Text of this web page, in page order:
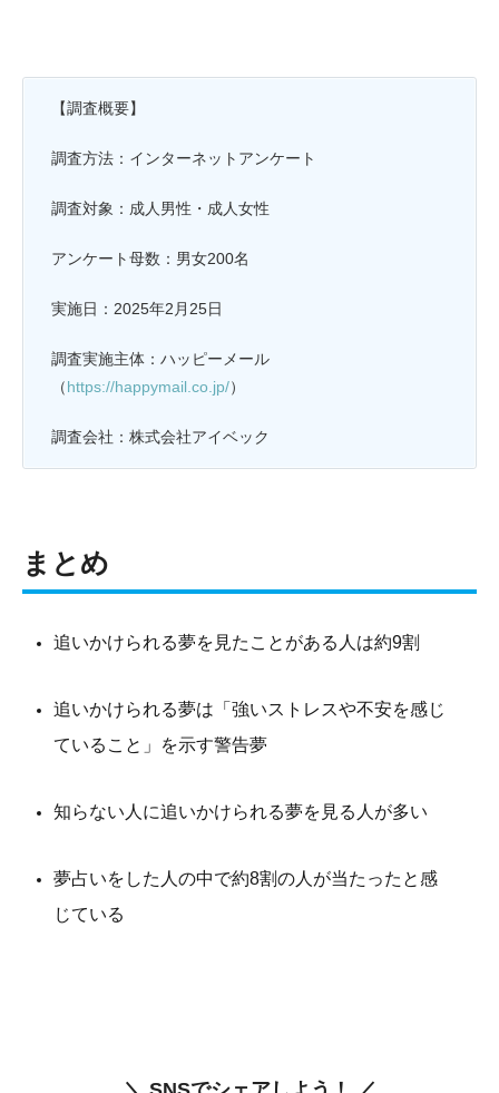
【調査概要】
調査方法：インターネットアンケート
調査対象：成人男性・成人女性
アンケート母数：男女200名
実施日：2025年2月25日
調査実施主体：ハッピーメール
（https://happymail.co.jp/）
調査会社：株式会社アイベック
まとめ
追いかけられる夢を見たことがある人は約9割
追いかけられる夢は「強いストレスや不安を感じ
ていること」を示す警告夢
知らない人に追いかけられる夢を見る人が多い
夢占いをした人の中で約8割の人が当たったと感
じている